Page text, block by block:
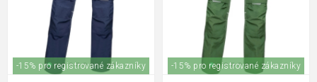
-15% pro registrované zákazníky -15% pro registrované zákazníky